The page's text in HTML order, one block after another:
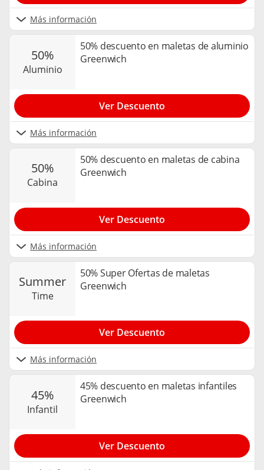
Más información
50%
aluminio
50% descuento en maletas de aluminio
Greenwich
Más información
Ver Descuento
50%
cabina
50% descuento en maletas de cabina
Greenwich
Más información
Ver Descuento
summer
time
50% Super Ofertas de maletas
Greenwich
Más información
Ver Descuento
45%
infantil
45% descuento en maletas infantiles
Greenwich
Ver Descuento